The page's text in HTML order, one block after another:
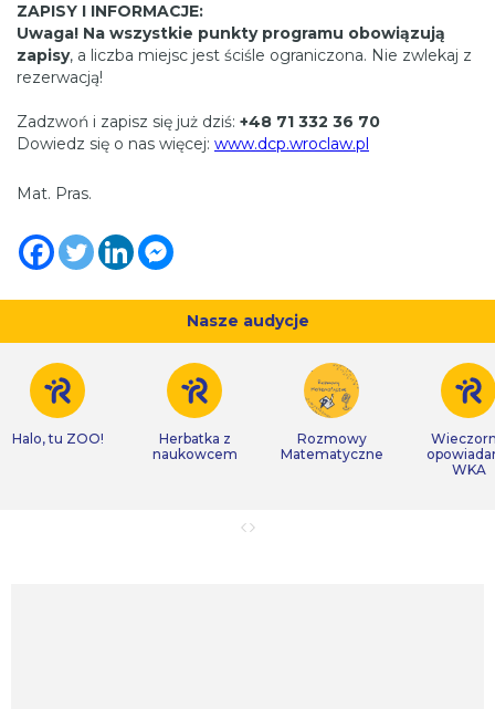
ZAPISY I INFORMACJE:
Uwaga! Na wszystkie punkty programu obowiązują
zapisy, a liczba miejsc jest ściśle ograniczona. Nie zwlekaj z
rezerwacją!
Zadzwoń i zapisz się już dziś: +48 71 332 36 70
Dowiedz się o nas więcej: www.dcp.wroclaw.pl
Mat. Pras.
Nasze audycje
Halo, tu ZOO!
Herbatka z
naukowcem
Rozmowy
Matematyczne
WKA